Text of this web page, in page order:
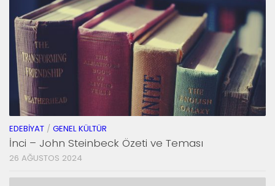
EDEBIYAT / GENEL KÜLTÜR
İnci – John Steinbeck Özeti ve Teması
26 AĞUSTOS 2024